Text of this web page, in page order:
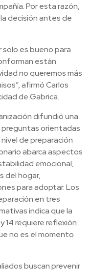
Por esta razón,
decisión antes de
solo es bueno para
están
no queremos más
afirmó Carlos
de Gabrica.
difundió una
orientadas
de preparación
abarca aspectos
emocional,
del hogar,
para adoptar. Los
en tres
indica que la
14 requiere reflexión
no es el momento
buscan prevenir